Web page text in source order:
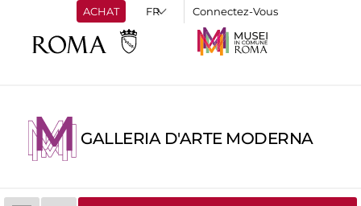
ACHAT Connectez-Vous
GALLERIA D'ARTE MODERNA